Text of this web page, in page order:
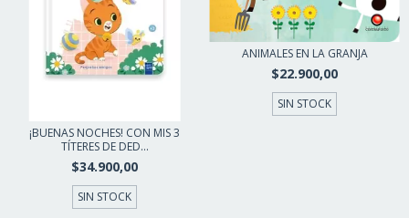
¡BUENAS NOCHES! CON MIS 3
TÍTERES DE DED...
$34.900,00
SIN STOCK
ANIMALES EN LA GRANJA
$22.900,00
SIN STOCK